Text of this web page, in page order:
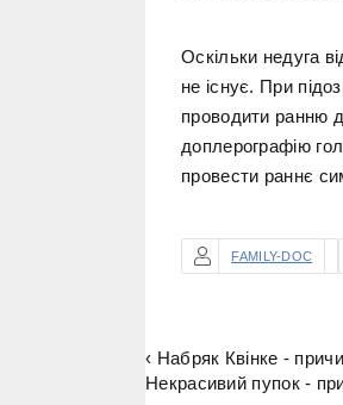
Оскільки недуга
не існує. При
проводити ранню
доплерографію
провести раннє
FAMILY-DOC
‹ Набряк Квінке -
Некрасивий пупок -